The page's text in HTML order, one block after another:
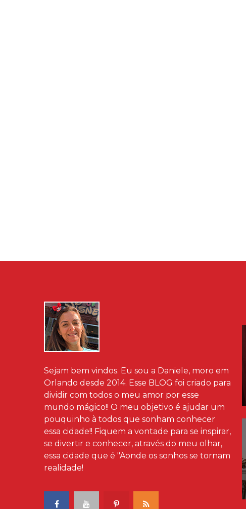
Sejam bem vindos. Eu sou a Daniele, moro em
Orlando desde 2014. Esse BLOG foi criado para
dividir com todos o meu amor por esse
mundo mágico!! O meu objetivo é ajudar um
pouquinho à todos que sonham conhecer
essa cidade!! Fiquem a vontade para se inspirar,
se divertir e conhecer, através do meu olhar,
essa cidade que é "Aonde os sonhos se tornam
realidade!